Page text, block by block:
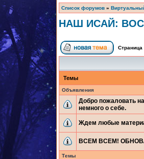
Список форумов »
НАШ ИСАЙ:
Страница
Темы
Объявления
Добро пожаловать
немного о себе.
Ждем любые
ВСЕМ ВСЕМ!
Темы